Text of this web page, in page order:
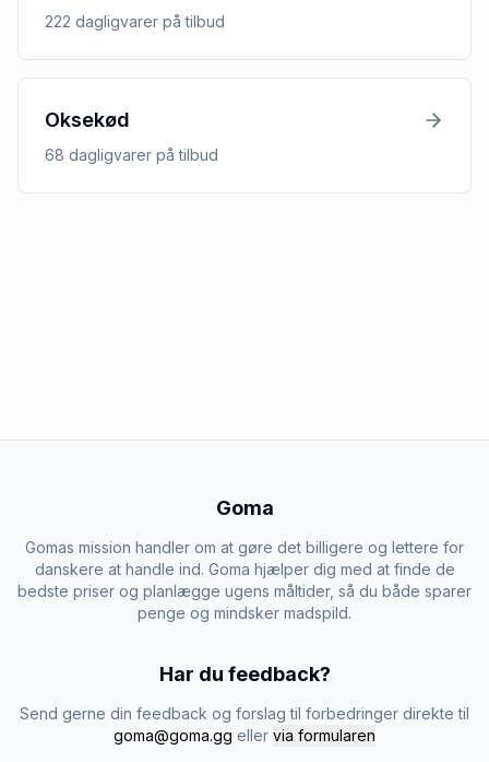
222 dagligvarer på tilbud
Oksekød
68 dagligvarer på tilbud
Goma
Gomas mission handler om at gøre det billigere og lettere for
danskere at handle ind. Goma hjælper dig med at finde de
bedste priser og planlægge ugens måltider, så du både sparer
penge og mindsker madspild.
Har du feedback?
Send gerne din feedback og forslag til forbedringer direkte til
goma@goma.gg eller via formularen